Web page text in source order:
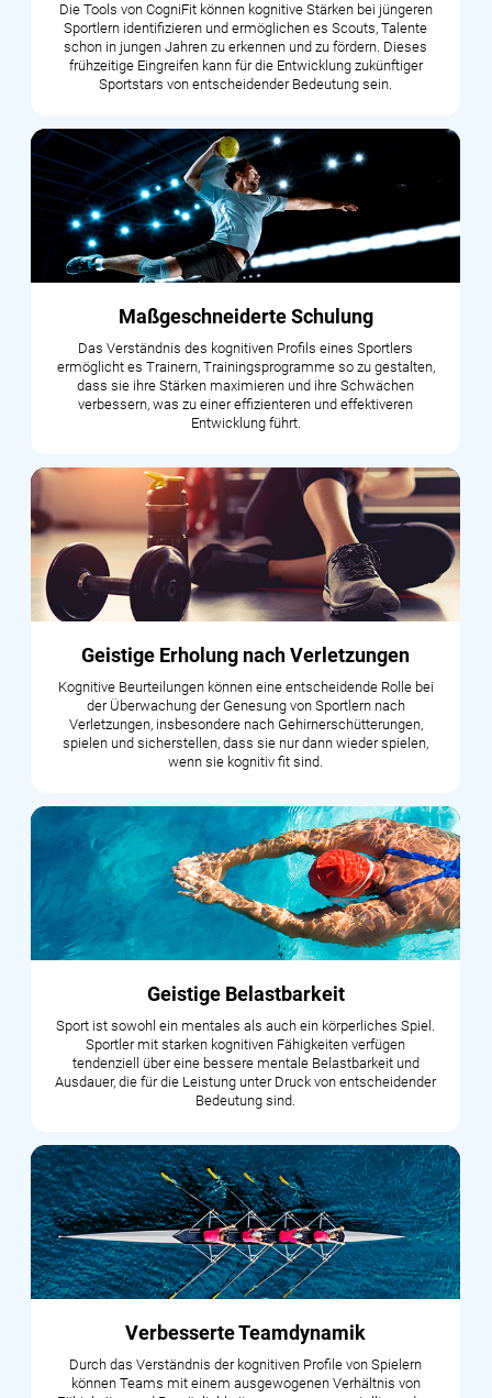
Die Tools von CogniFit können kognitive Stärken bei jüngeren
Sportlern identifizieren und ermöglichen es Scouts, Talente
schon in jungen Jahren zu erkennen und zu fördern. Dieses
frühzeitige Eingreifen kann für die Entwicklung zukünftiger
Sportstars von entscheidender Bedeutung sein.
Maßgeschneiderte Schulung
Das Verständnis des kognitiven Profils eines Sportlers
ermöglicht es Trainern, Trainingsprogramme so zu gestalten,
dass sie ihre Stärken maximieren und ihre Schwächen
verbessern, was zu einer effizienteren und effektiveren
Entwicklung führt.
Geistige Erholung nach Verletzungen
Kognitive Beurteilungen können eine entscheidende Rolle bei
der Überwachung der Genesung von Sportlern nach
Verletzungen, insbesondere nach Gehirnerschütterungen,
spielen und sicherstellen, dass sie nur dann wieder spielen,
wenn sie kognitiv fit sind.
Geistige Belastbarkeit
Sport ist sowohl ein mentales als auch ein körperliches Spiel.
Sportler mit starken kognitiven Fähigkeiten verfügen
tendenziell über eine bessere mentale Belastbarkeit und
Ausdauer, die für die Leistung unter Druck von entscheidender
Bedeutung sind.
Verbesserte Teamdynamik
Durch das Verständnis der kognitiven Profile von Spielern
können Teams mit einem ausgewogenen Verhältnis von